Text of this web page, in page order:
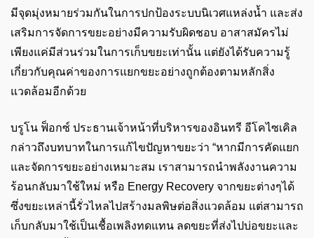
มีจุดมุ่งหมายร่วมกันในการปกป้องระบบนิเวศแหล่งน้ำ และส่ง
เสริมการจัดการขยะอย่างมีความรับผิดชอบ อาสาสมัครไม่
เพียงแค่มีส่วนร่วมในการเก็บขยะเท่านั้น แต่ยังได้รับความรู้
เกี่ยวกับคุณค่าของการแยกขยะอย่างถูกต้องตามหลักสิ่ง
แวดล้อมอีกด้วย
บรูโน ฟ็อกซ์ ประธานเจ้าหน้าที่บริหารของอินทรี อีโคไซเคิล
กล่าวถึงบทบาทในการแก้ไขปัญหาขยะว่า “หากมีการคัดแยก
และจัดการขยะอย่างเหมาะสม เราสามารถนำพลังงานความ
ร้อนกลับมาใช้ใหม่ หรือ Energy Recovery จากขยะต่างๆได้
ซึ่งขยะเหล่านี้รั่วไหลไปสร้างมลพิษต่อสิ่งแวดล้อม แต่สามารถ
เก็บกลับมาใช้เป็นเชื้อเพลิงทดแทน ลดขยะที่ส่งไปบ่อขยะและ